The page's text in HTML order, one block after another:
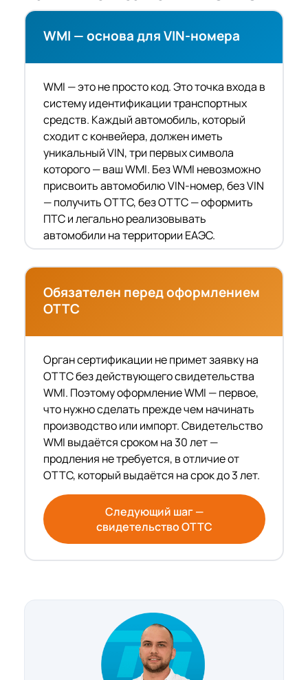
WMI — основа для VIN-номера
WMI — это не просто код. Это точка входа в
систему идентификации транспортных
средств. Каждый автомобиль, который
сходит с конвейера, должен иметь
уникальный VIN, три первых символа
которого — ваш WMI. Без WMI невозможно
присвоить автомобилю VIN-номер, без VIN
— получить ОТТС, без ОТТС — оформить
ПТС и легально реализовывать
автомобили на территории ЕАЭС.
Обязателен перед оформлением
ОТТС
Орган сертификации не примет заявку на
ОТТС без действующего свидетельства
WMI. Поэтому оформление WMI — первое,
что нужно сделать прежде чем начинать
производство или импорт. Свидетельство
WMI выдаётся сроком на 30 лет —
продления не требуется, в отличие от
ОТТС, который выдаётся на срок до 3 лет.
Следующий шаг —
свидетельство ОТТС